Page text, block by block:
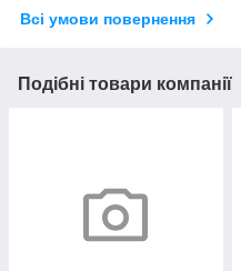
Всі умови повернення
Подібні товари компанії